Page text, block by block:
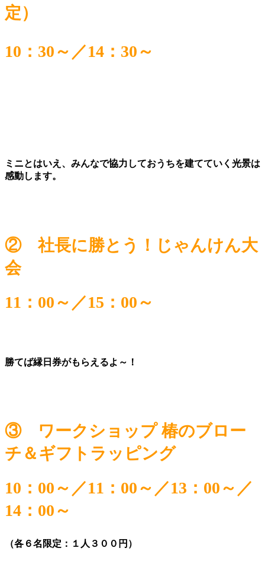
定）
10：30～／14：30～
ミニとはいえ、みんなで協力しておうちを建てていく光景は
感動します。
② 社長に勝とう！じゃんけん大
会
11：00～／15：00～
勝てば縁日券がもらえるよ～！
③ ワークショップ 椿のブロー
チ＆ギフトラッピング
10：00～／11：00～／13：00～／
14：00～
（各６名限定：１人３００円）